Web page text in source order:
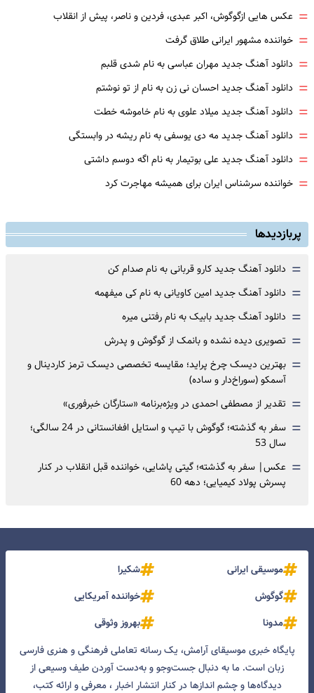
= عکس هایی ازگوگوش، اکبر عبدی، فردین و ناصر، پیش از انقلاب
= خواننده مشهور ایرانی طلاق گرفت
= دانلود آهنگ جدید مهران عباسی به نام شدی قلبم
= دانلود آهنگ جدید احسان نی زن به نام از تو نوشتم
= دانلود آهنگ جدید میلاد علوی به نام خاموشه خطت
= دانلود آهنگ جدید مه دی یوسفی به نام ریشه در وابستگی
= دانلود آهنگ جدید علی بوتیمار به نام اگه دوسم داشتی
= خواننده سرشناس ایران برای همیشه مهاجرت کرد
پربازدیدها
= دانلود آهنگ جدید کارو قربانی به نام صدام کن
= دانلود آهنگ جدید امین کاویانی به نام کی میفهمه
= دانلود آهنگ جدید بابیک به نام رفتنی میره
= تصویری دیده نشده و بانمک از گوگوش و پدرش
= بهترین دیسک چرخ پراید؛ مقایسه تخصصی دیسک ترمز کاردینال و
آسمکو (سوراخ‌دار و ساده)
= تقدیر از مصطفی احمدی در ویژه‌برنامه «ستارگان خبرفوری»
=
سفر به گذشته؛ گوگوش با تیپ و استایل افغانستانی در 24 سالگی؛
سال 53
= عکس| سفر به گذشته؛ گیتی پاشایی، خواننده قبل انقلاب در کنار
پسرش پولاد کیمیایی؛ دهه 60
موسیقی ایرانی
شکیرا
گوگوش
خواننده آمریکایی
مدونا
بهروز وثوقی
پایگاه خبری موسیقای آرامش، یک رسانه تعاملی فرهنگی و هنری فارسی
زبان است. ما به دنبال جست‌و‌جو و به‌دست آوردن طیف وسیعی از
دیدگاه‌ها و چشم انداز‌ها در کنار انتشار اخبار ، معرفی و ارائه کتب،